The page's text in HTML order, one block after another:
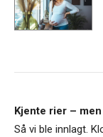
Kjente rier –
Så vi ble innlagt.